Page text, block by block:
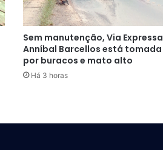
Sem manutenção, Via Expressa
Anníbal Barcellos está tomada
por buracos e mato alto
Há 3 horas